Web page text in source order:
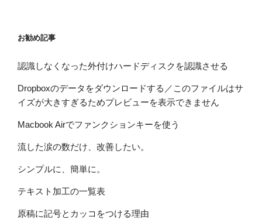
お勧め記事
認識しなくなった外付けハードディスクを認識させる
Dropboxのデータをダウンロードする／このファイルはサ
イズが大きすぎるためプレビューを表示できません
Macbook Airでファンクションキーを使う
流した涙の数だけ、改善したい。
シンプルに、簡単に。
テキスト加工の一覧表
原稿に記号とカッコをつける理由